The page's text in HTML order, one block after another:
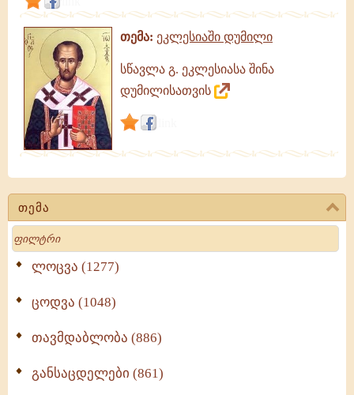
თემა
Search
ლოცვა (1277)
ცოდვა (1048)
თავმდაბლობა (886)
განსაცდელები (861)
თემა: ეკლესიაში დუმილი
სწავლა გ. ეკლესიასა შინა
დუმილისათვის